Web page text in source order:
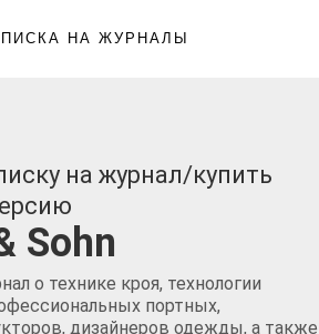
НА ЖУРНАЛЫ
на журнал/купить
Sohn
о технике кроя, технологии
портных,
дизайнеров одежды, а также